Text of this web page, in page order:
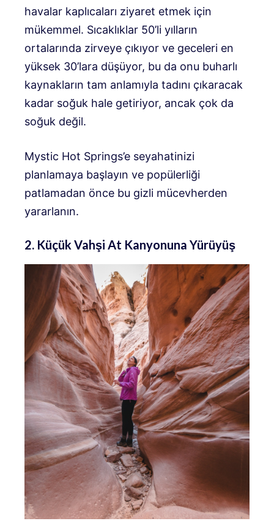
havalar kaplıcaları ziyaret etmek için
mükemmel. Sıcaklıklar 50’li yılların
ortalarında zirveye çıkıyor ve geceleri en
yüksek 30’lara düşüyor, bu da onu buharlı
kaynakların tam anlamıyla tadını çıkaracak
kadar soğuk hale getiriyor, ancak çok da
soğuk değil.
Mystic Hot Springs’e seyahatinizi
planlamaya başlayın ve popülerliği
patlamadan önce bu gizli mücevherden
yararlanın.
2. Küçük Vahşi At Kanyonuna Yürüyüş